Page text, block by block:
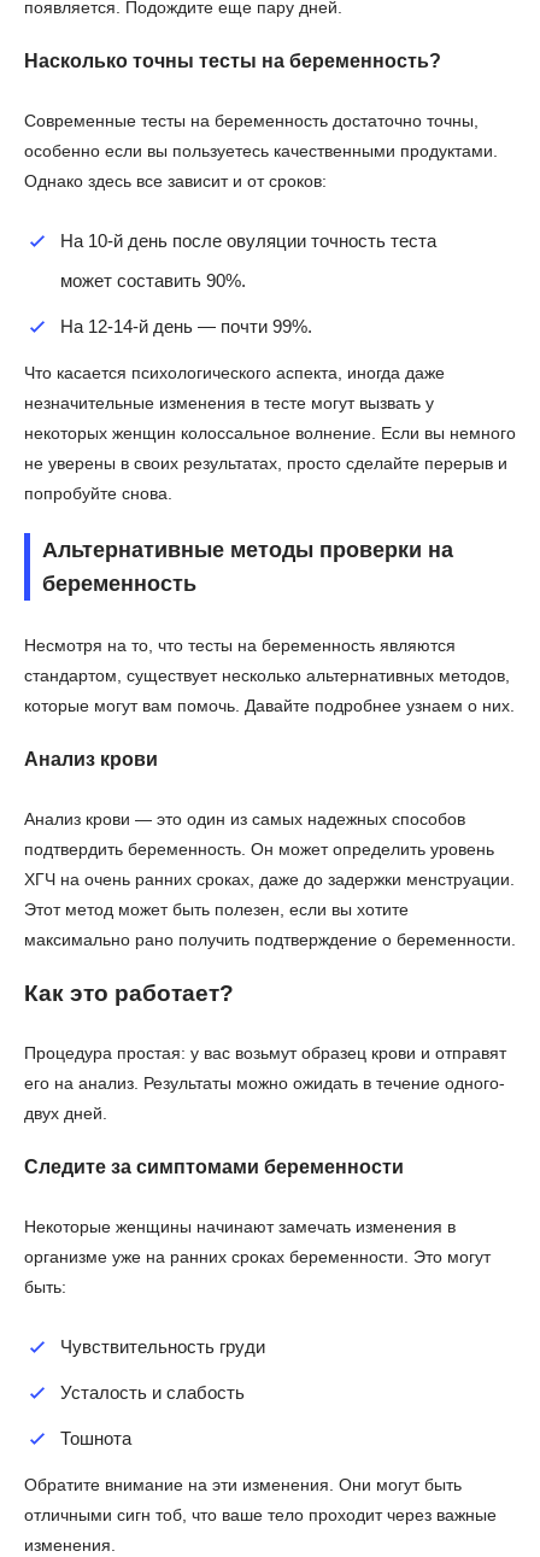
появляется. Подождите еще пару дней.
Насколько точны тесты на беременность?
Современные тесты на беременность достаточно точны,
особенно если вы пользуетесь качественными продуктами.
Однако здесь все зависит и от сроков:
На 10-й день после овуляции точность теста
может составить 90%.
На 12-14-й день — почти 99%.
Что касается психологического аспекта, иногда даже
незначительные изменения в тесте могут вызвать у
некоторых женщин колоссальное волнение. Если вы немного
не уверены в своих результатах, просто сделайте перерыв и
попробуйте снова.
Альтернативные методы проверки на
беременность
Несмотря на то, что тесты на беременность являются
стандартом, существует несколько альтернативных методов,
которые могут вам помочь. Давайте подробнее узнаем о них.
Анализ крови
Анализ крови — это один из самых надежных способов
подтвердить беременность. Он может определить уровень
ХГЧ на очень ранних сроках, даже до задержки менструации.
Этот метод может быть полезен, если вы хотите
максимально рано получить подтверждение о беременности.
Как это работает?
Процедура простая: у вас возьмут образец крови и отправят
его на анализ. Результаты можно ожидать в течение одного-
двух дней.
Следите за симптомами беременности
Некоторые женщины начинают замечать изменения в
организме уже на ранних сроках беременности. Это могут
быть:
Чувствительность груди
Усталость и слабость
Тошнота
Обратите внимание на эти изменения. Они могут быть
отличными сигн тоб, что ваше тело проходит через важные
изменения.